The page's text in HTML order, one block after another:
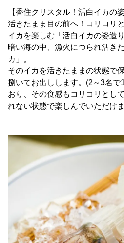
【香住クリスタル！活白イカの
活きたまま目の前へ！コリコリ
イカを楽しむ「活白イカの姿造
暗い海の中、漁火につられ活き
カ」。
そのイカを活きたままの状態で
捌いてお出しします。(2～3名で
おり、その食感もコリコリとし
れない状態で楽しんでいただけま